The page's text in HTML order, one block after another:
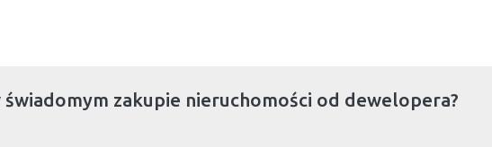
świadomym zakupie nieruchomości od dewelopera?